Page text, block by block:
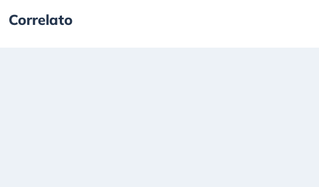
Correlato